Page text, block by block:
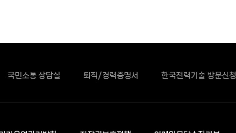
국민소통 상담실 퇴직/경력증명서 한국전력기술 방문신청